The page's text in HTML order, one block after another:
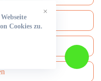
×
Cookies zu.